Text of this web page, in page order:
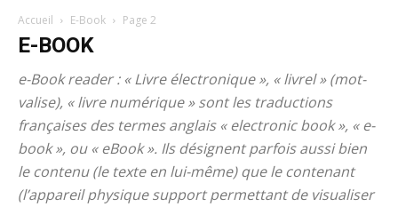
Accueil E-Book Page 2
E-BOOK
e-Book reader : « Livre électronique », « livrel » (mot-
valise), « livre numérique » sont les traductions
françaises des termes anglais « electronic book », « e-
book », ou « eBook ». Ils désignent parfois aussi bien
le contenu (le texte en lui-même) que le contenant
(l’appareil physique support permettant de visualiser